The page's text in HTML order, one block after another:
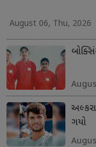
August 06, Thu, 2026
ગયો